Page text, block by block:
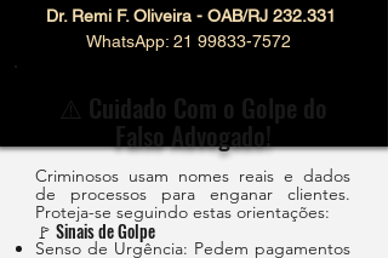
Dr. Remi F. Oliveira - OAB/RJ 232.331
WhatsApp: 21 99833-7572
⚠️ Cuidado Com o Golpe do
Falso Advogado!
Criminosos usam nomes reais e dados
de processos para enganar clientes.
Proteja-se seguindo estas orientações:
🚩 Sinais de Golpe
Senso de Urgência: Pedem pagamentos